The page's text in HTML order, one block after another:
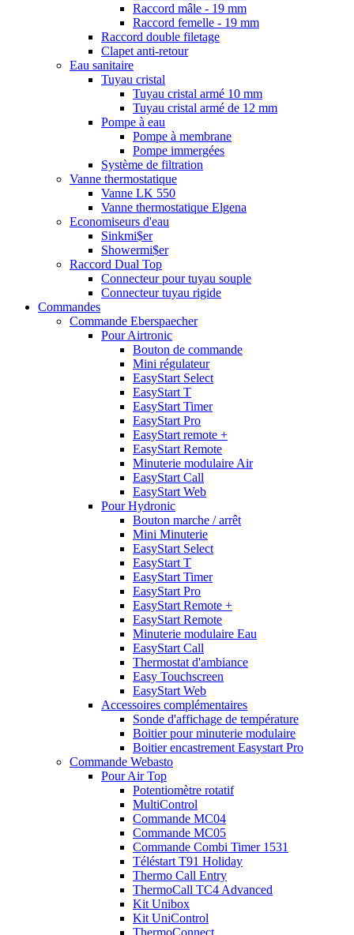
Raccord mâle - 19 mm
Raccord femelle - 19 mm
Raccord double filetage
Clapet anti-retour
Eau sanitaire
Tuyau cristal
Tuyau cristal armé 10 mm
Tuyau cristal armé de 12 mm
Pompe à eau
Pompe à membrane
Pompe immergées
Système de filtration
Vanne thermostatique
Vanne LK 550
Vanne thermostatique Elgena
Economiseurs d'eau
Sinkmi$er
Showermi$er
Raccord Dual Top
Connecteur pour tuyau souple
Connecteur tuyau rigide
Commandes
Commande Eberspaecher
Pour Airtronic
Bouton de commande
Mini régulateur
EasyStart Select
EasyStart T
EasyStart Timer
EasyStart Pro
EasyStart remote +
EasyStart Remote
Minuterie modulaire Air
EasyStart Call
EasyStart Web
Pour Hydronic
Bouton marche / arrêt
Mini Minuterie
EasyStart Select
EasyStart T
EasyStart Timer
EasyStart Pro
EasyStart Remote +
EasyStart Remote
Minuterie modulaire Eau
EasyStart Call
Thermostat d'ambiance
Easy Touchscreen
EasyStart Web
Accessoires complémentaires
Sonde d'affichage de température
Boitier pour minuterie modulaire
Boitier encastrement Easystart Pro
Commande Webasto
Pour Air Top
Potentiomètre rotatif
MultiControl
Commande MC04
Commande MC05
Commande Combi Timer 1531
Téléstart T91 Holiday
Thermo Call Entry
ThermoCall TC4 Advanced
Kit Unibox
Kit UniControl
ThermoConnect